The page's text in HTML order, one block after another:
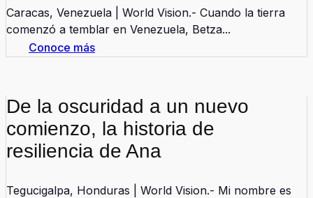
Caracas, Venezuela | World Vision.- Cuando la tierra
comenzó a temblar en Venezuela, Betza...
Conoce más
De la oscuridad a un nuevo
comienzo, la historia de
resiliencia de Ana
Tegucigalpa, Honduras | World Vision.- Mi nombre es